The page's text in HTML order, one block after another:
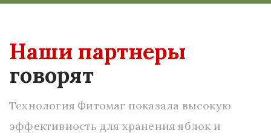
Наши партнеры
говорят
Технология Фитомаг показала высокую
эффективность для хранения яблок и